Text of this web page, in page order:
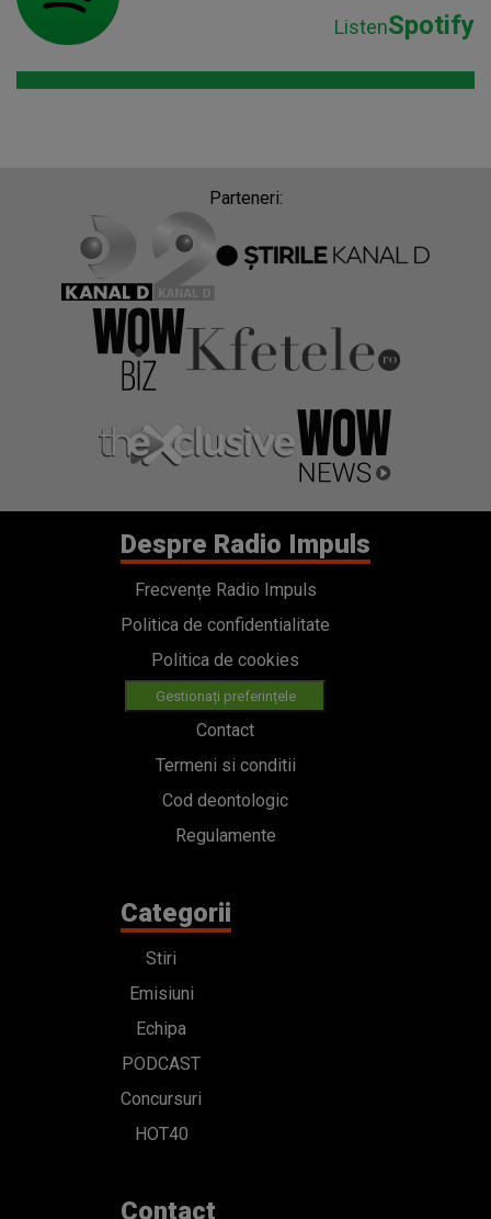
ListenSpotify
Parteneri:
Despre Radio Impuls
Frecvențe Radio Impuls
Politica de confidentialitate
Politica de cookies
Gestionați preferințele
Contact
Termeni si conditii
Cod deontologic
Regulamente
Categorii
Stiri
Emisiuni
Echipa
PODCAST
Concursuri
HOT40
Contact